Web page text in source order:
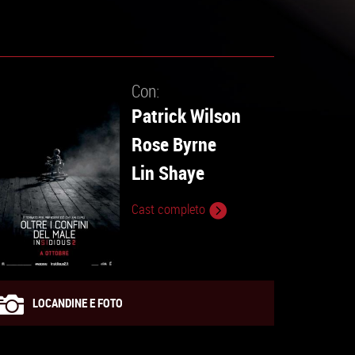
Con:
Patrick Wilson
Rose Byrne
Lin Shaye
Cast completo
LOCANDINE E FOTO